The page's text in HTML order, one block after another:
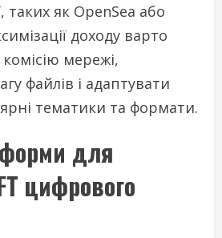
таких як OpenSea або
доходу варто
мережі,
файлів і адаптувати
тематики та формати.
для
цифрового